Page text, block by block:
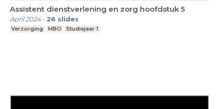
Assistent dienstverlening en zorg hoofdstuk 5
April 2024- 26 slides
Verzorging MBO Studiejaar 1